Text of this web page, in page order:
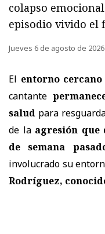
colapso
episodio vivido el
Jueves 6 de agosto de 2026
El entorno
cantante
salud para
de la agresión
de semana
involucrado su
Rodríguez,